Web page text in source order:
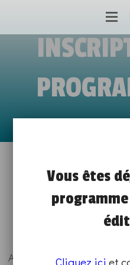
PAROLE
de
RENCONTRES
Attention ce programme se
Vous êtes
Cliquez ici et